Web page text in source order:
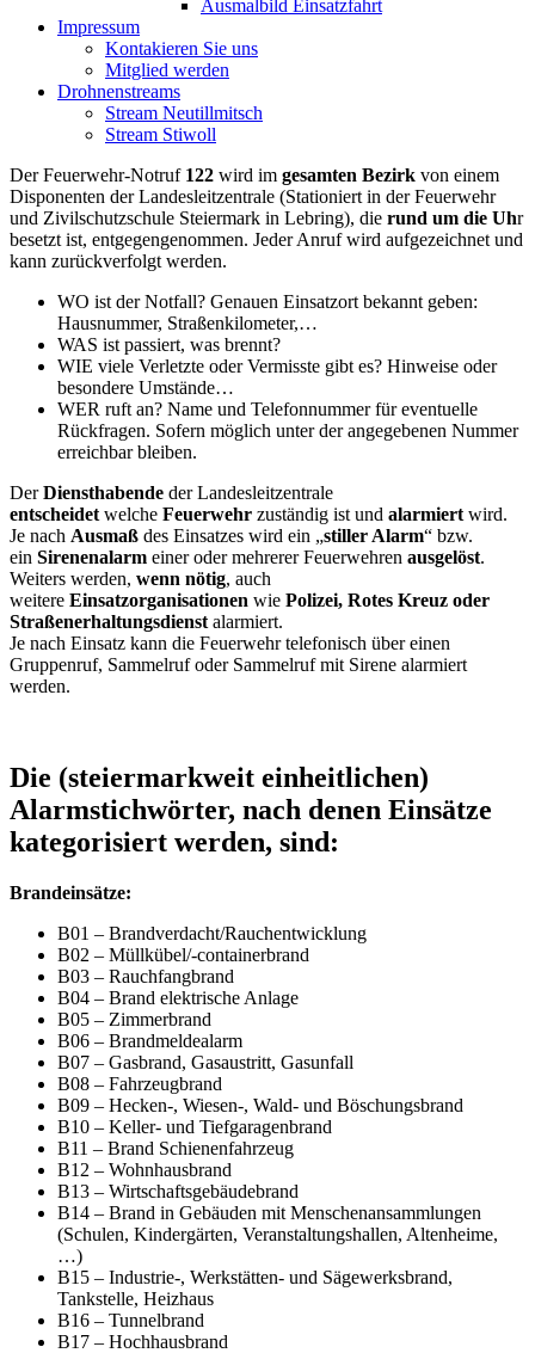
Ausmalbild Einsatzfahrt
Impressum
Kontakieren Sie uns
Mitglied werden
Drohnenstreams
Stream Neutillmitsch
Stream Stiwoll
Der Feuerwehr-Notruf 122 wird im gesamten Bezirk von einem
Disponenten der Landesleitzentrale (Stationiert in der Feuerwehr
und Zivilschutzschule Steiermark in Lebring), die rund um die Uhr
besetzt ist, entgegengenommen. Jeder Anruf wird aufgezeichnet und
kann zurückverfolgt werden.
WO ist der Notfall? Genauen Einsatzort bekannt geben:
Hausnummer, Straßenkilometer,…
WAS ist passiert, was brennt?
WIE viele Verletzte oder Vermisste gibt es? Hinweise oder
besondere Umstände…
WER ruft an? Name und Telefonnummer für eventuelle
Rückfragen. Sofern möglich unter der angegebenen Nummer
erreichbar bleiben.
DerDiensthabende der Landesleitzentrale
entscheidet welche Feuerwehr zuständig ist und alarmiert wird.
Je nach Ausmaß des Einsatzes wird ein „stiller Alarm“ bzw.
ein Sirenenalarm einer oder mehrerer Feuerwehren ausgelöst.
Weiters werden, wenn nötig, auch
weitere Einsatzorganisationen wie Polizei, Rotes Kreuz oder
Straßenerhaltungsdienst alarmiert.
Je nach Einsatz kann die Feuerwehr telefonisch über einen
Gruppenruf, Sammelruf oder Sammelruf mit Sirene alarmiert
werden.
Die (steiermarkweit einheitlichen)
Alarmstichwörter, nach denen Einsätze
kategorisiert werden, sind:
Brandeinsätze:
B01 – Brandverdacht/Rauchentwicklung
B02 – Müllkübel/-containerbrand
B03 – Rauchfangbrand
B04 – Brand elektrische Anlage
B05 – Zimmerbrand
B06 – Brandmeldealarm
B07 – Gasbrand, Gasaustritt, Gasunfall
B08 – Fahrzeugbrand
B09 – Hecken-, Wiesen-, Wald- und Böschungsbrand
B10 – Keller- und Tiefgaragenbrand
B11 – Brand Schienenfahrzeug
B12 – Wohnhausbrand
B13 – Wirtschaftsgebäudebrand
B14 – Brand in Gebäuden mit Menschenansammlungen
(Schulen, Kindergärten, Veranstaltungshallen, Altenheime,
…)
B15 – Industrie-, Werkstätten- und Sägewerksbrand,
Tankstelle, Heizhaus
B16 – Tunnelbrand
B17 – Hochhausbrand